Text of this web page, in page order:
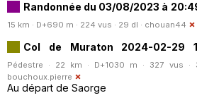
Randonnée du 03/08/2023 à
15 km · D+690 m · 224 vus · 29 dl · chouan44
Col de Muraton 2024-02-29
Pédestre · 22 km · D+1030 m · 327 vus
bouchoux.pierre
Au départ de Saorge